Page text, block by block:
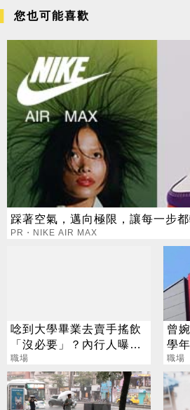
您也可能喜歡
踩著空氣，邁向極限，讓每一步
PR・NIKE AIR MAX
唸到大學畢業去賣手搖飲
「沒必要」？內行人曝薪
資：勝過銀行櫃檯
職場
曾
學
晚
職場